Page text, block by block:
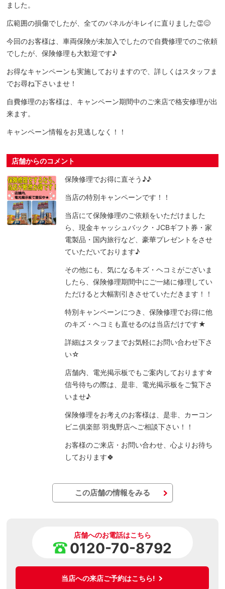
ました。
広範囲の損傷でしたが、全てのパネルがキレイに直りました👏😊
今回のお客様は、車両保険が未加入でしたので自費修理でのご依頼
でしたが、保険修理も大歓迎です♪
お得なキャンペーンも実施しておりますので、詳しくはスタッフま
でお尋ね下さいませ！
自費修理のお客様は、キャンペーン期間中のご来店で格安修理が出
来ます。
キャンペーン情報をお見逃しなく！！
店舗からのコメント
保険修理でお得に直そう♪♪
当店の特別キャンペーンです！！
当店にて保険修理のご依頼をいただけました
ら、現金キャッシュバック・JCBギフト券・家
電製品・国内旅行など、豪華プレゼントをさせ
ていただいております♪
その他にも、気になるキズ・ヘコミがございま
したら、保険修理期間中にご一緒に修理してい
ただけると大幅割引きさせていただきます！！
特別キャンペーンにつき、保険修理でお得に他
のキズ・ヘコミも直せるのは当店だけです★
詳細はスタッフまでお気軽にお問い合わせ下さ
い☆
店舗内、電光掲示板でもご案内しております☆
信号待ちの際は、是非、電光掲示板をご覧下さ
いませ♪
保険修理をお考えのお客様は、是非、カーコン
ビニ俱楽部 羽曳野店へご相談下さい！！
お客様のご来店・お問い合わせ、心よりお待ち
しております🍀
この店舗の情報をみる
店舗へのお電話はこちら
0120-70-8792
当店への来店ご予約はこちら!